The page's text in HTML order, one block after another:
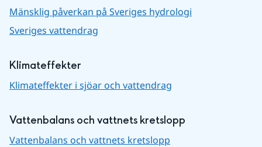
Mänsklig påverkan på Sveriges hydrologi
Sveriges vattendrag
Klimateffekter
Klimateffekter i sjöar och vattendrag
Vattenbalans och vattnets kretslopp
Vattenbalans och vattnets kretslopp